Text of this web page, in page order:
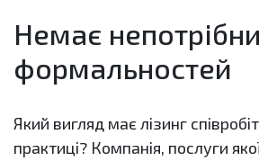
Немає
формальностей
Який вигляд має лізинг
практиці? Компанія, послуги